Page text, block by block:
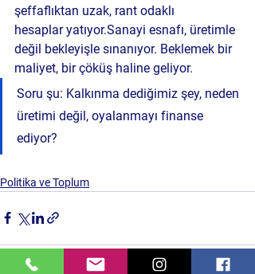
şeffaflıktan uzak, rant odaklı
hesaplar yatıyor.Sanayi esnafı, üretimle
değil bekleyişle sınanıyor. Beklemek bir
maliyet, bir çöküş haline geliyor.
Soru şu: Kalkınma dediğimiz şey, neden
üretimi değil, oyalanmayı finanse
ediyor?
Politika ve Toplum